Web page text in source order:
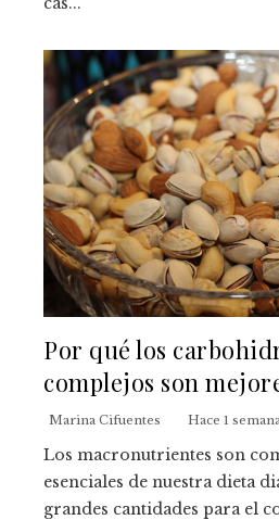
Por qué los
complejos son
Marina Cifuentes Hace 1 semana
Los macronutrientes son
esenciales de nuestra dieta
grandes cantidades para el